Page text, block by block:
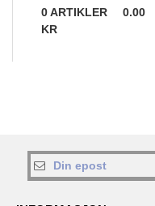
0ARTIKLER
0.00
KR